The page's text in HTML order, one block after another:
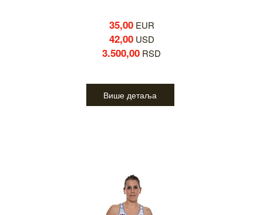
35,00EUR
42,00USD
3.500,00 RSD
Више детаља